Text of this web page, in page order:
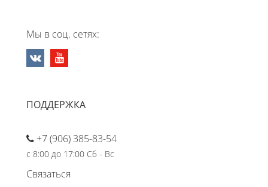
Мы в соц. сетях:
ПОДДЕРЖКА
+7 (906) 385-83-54
с 8:00 до 17:00 Сб - Вс
Связаться